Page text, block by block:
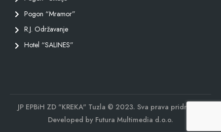
Pogon “Mramor”
R.J. Održavanje
Hotel “SALINES”
JP EPBiH ZD "KREKA" Tuzla © 2023. Sva prava pridržana.
Developed by Futura Multimedia d.o.o.